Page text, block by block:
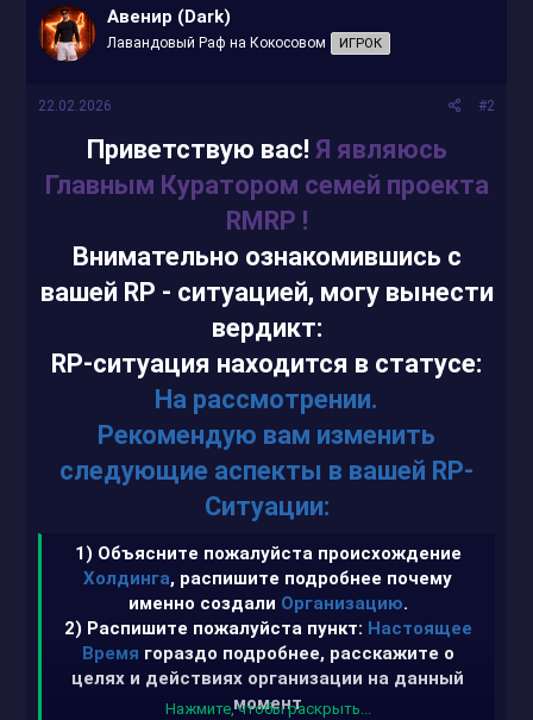
к
ц
и
и
Авенир (Dark)
Лавандовый Раф на Кокосовом ИГРОК
22.02.2026 #2
Приветствую вас! Я являюсь
Главным Куратором семей проекта
RMRP !
Внимательно ознакомившись с
вашей RP - cитуацией, могу вынести
вердикт:
RP-ситуация находится в статусе:
На рассмотрении.
Рекомендую вам изменить
следующие аспекты в вашей RP-
Ситуации:
1) Объясните пожалуйста происхождение
Холдинга, распишите подробнее почему
именно создали Организацию.
2) Распишите пожалуйста пункт: Настоящее
Время гораздо подробнее, расскажите о
целях и действиях организации на данный
момент
Нажмите, чтобы раскрыть...